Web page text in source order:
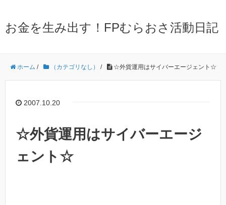
お金を生み出す！FPむらおさ活動日記
ホーム / （カテゴリなし） / ☆外貨運用はサイバーエージェント☆
2007.10.20
☆外貨運用はサイバーエージ
ェント☆